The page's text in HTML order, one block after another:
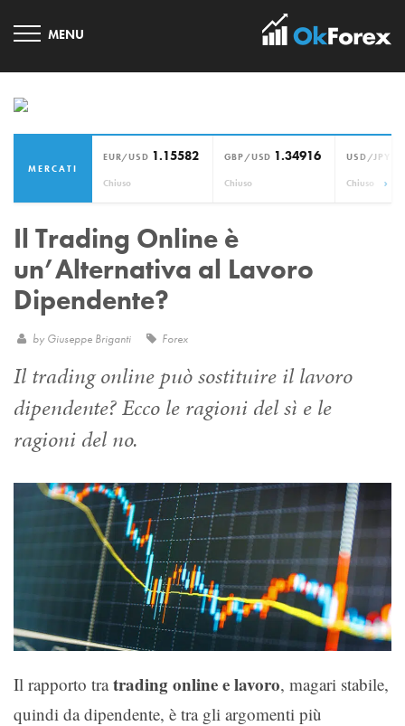
MERCATI
EUR/USD 1.15582
Chiuso
GBP/USD 1.34916
Chiuso
USD/JPY
Chiuso ›
Il Trading Online è
un’Alternativa al Lavoro
Dipendente?
by Giuseppe Briganti Forex
Il trading online può sostituire il lavoro
dipendente? Ecco le ragioni del sì e le
ragioni del no.
Il rapporto tratrading online e lavoro, magari stabile,
quindi da dipendente, è tra gli argomenti più